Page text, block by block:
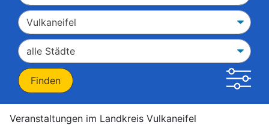
Veranstaltungen im Landkreis Vulkaneifel